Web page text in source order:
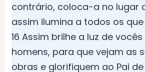
contrário, coloca-a no lugar
assim ilumina a todos os
16 Assim brilhe a luz de
homens, para que vejam as
obras e glorifiquem ao Pai